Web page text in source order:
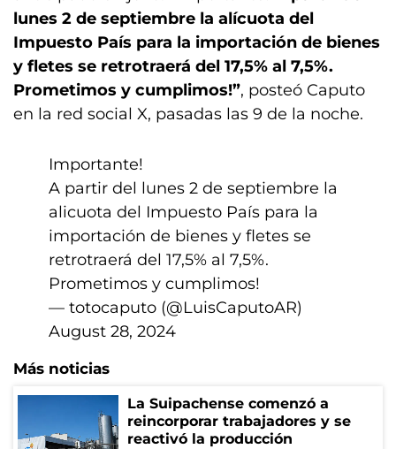
lunes 2 de septiembre la alícuota del
Impuesto País para la importación de bienes
y fletes se retrotraerá del 17,5% al 7,5%.
Prometimos y cumplimos!”, posteó Caputo
en la red social X, pasadas las 9 de la noche.
Importante!
A partir del lunes 2 de septiembre la
alicuota del Impuesto País para la
importación de bienes y fletes se
retrotraerá del 17,5% al 7,5%.
Prometimos y cumplimos!
— totocaputo (@LuisCaputoAR)
August 28, 2024
Más noticias
La Suipachense comenzó a
reincorporar trabajadores y se
reactivó la producción